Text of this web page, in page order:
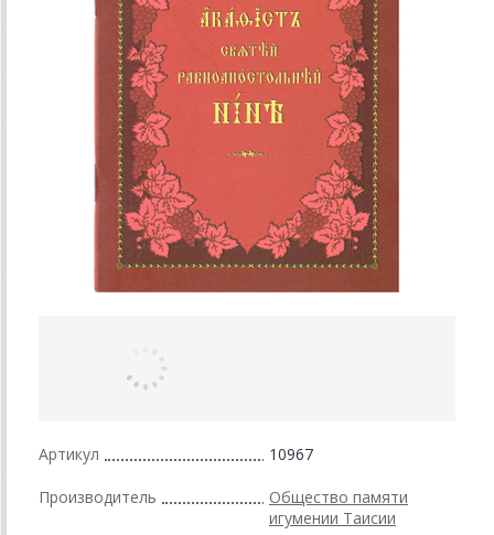
Артикул 10967
Производитель
Общество памяти
игумении Таисии